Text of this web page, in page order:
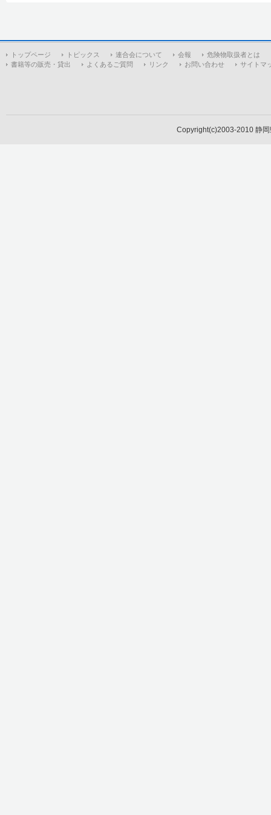
トップページ トピックス 連合会について 会報
危険物取扱者とは
書籍等の販売・貸出
よくあるご質問 リンク お問い合わせ サイトマ
Copyright(c)2003-2010 静